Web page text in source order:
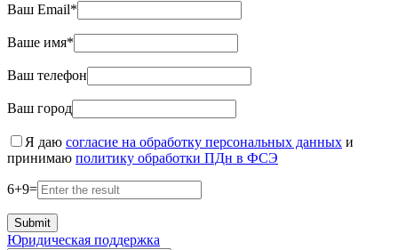
Ваш Email*
Ваше имя*
Ваш телефон
Ваш город
Я даю согласие на обработку персональных данных и
принимаю политику обработки ПДн в ФСЭ
6+9=
Юридическая поддержка